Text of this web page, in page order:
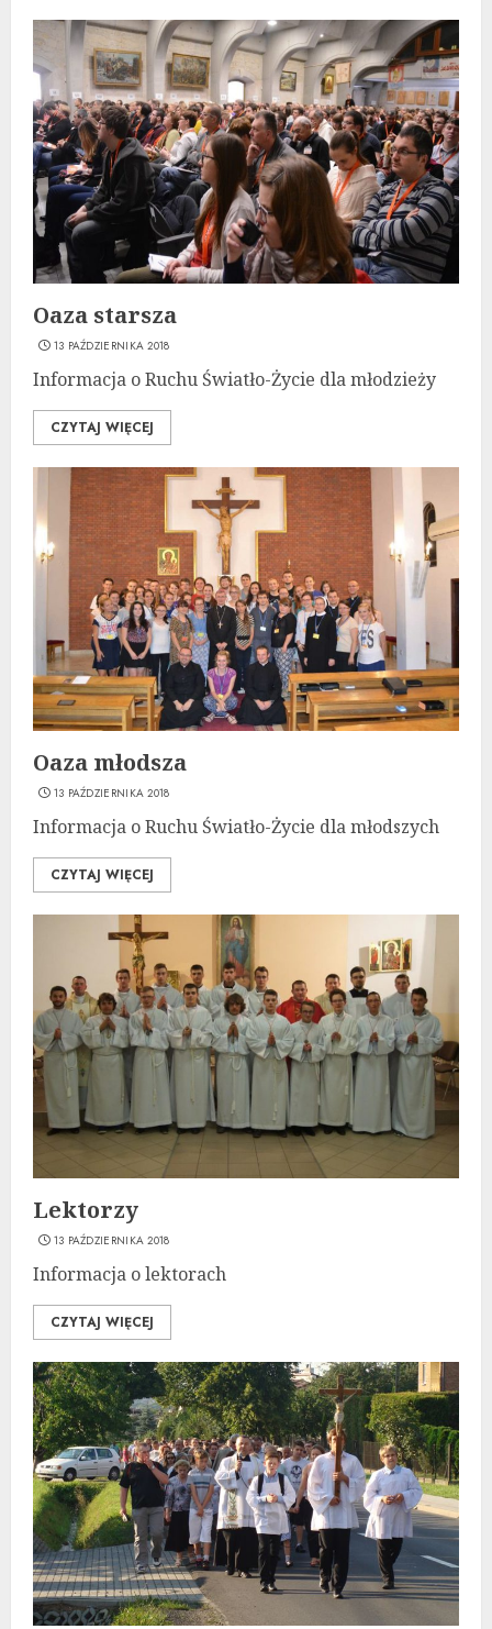
Oaza starsza
13 PAŹDZIERNIKA 2018
Informacja o Ruchu Światło-Życie dla młodzieży
CZYTAJ WIĘCEJ
Oaza młodsza
13 PAŹDZIERNIKA 2018
Informacja o Ruchu Światło-Życie dla młodszych
CZYTAJ WIĘCEJ
Lektorzy
13 PAŹDZIERNIKA 2018
Informacja o lektorach
CZYTAJ WIĘCEJ